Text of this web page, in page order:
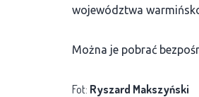
województwa
Można je pobrać
Fot: Ryszard Makszyński